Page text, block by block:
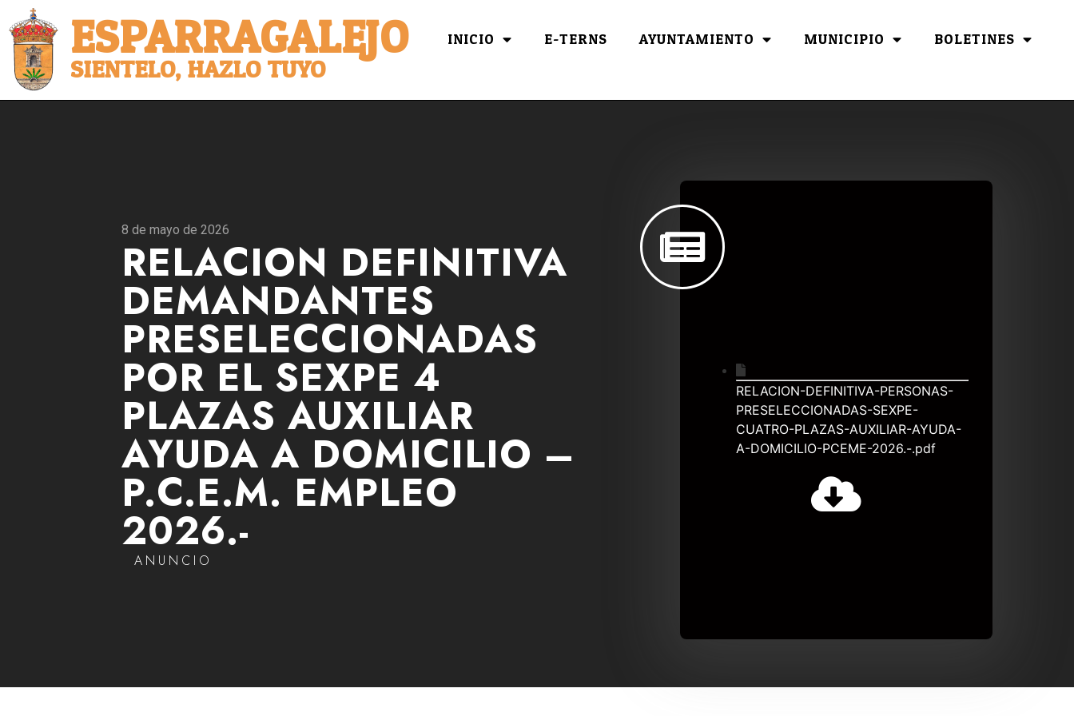
ESPARRAGALEJO
SIENTELO, HAZLO TUYO
INICIO E-TERNS AYUNTAMIENTO MUNICIPIO BOLETINES
8 de mayo de 2026
RELACION DEFINITIVA
DEMANDANTES
PRESELECCIONADAS
POR EL SEXPE 4
PLAZAS AUXILIAR
AYUDA A DOMICILIO –
P.C.E.M. EMPLEO
2026.-
ANUNCIO
RELACION-DEFINITIVA-PERSONAS-
PRESELECCIONADAS-SEXPE-
CUATRO-PLAZAS-AUXILIAR-AYUDA-
A-DOMICILIO-PCEME-2026.-.pdf